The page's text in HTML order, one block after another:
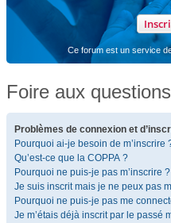
Ce forum est un service
Foire aux questions
Problèmes de connexion et
Pourquoi ai-je besoin de m’inscrire
Qu’est-ce que la COPPA ?
Pourquoi ne puis-je pas m’inscrire ?
Je suis inscrit mais je ne peux pas
Pourquoi ne puis-je pas me
Je m’étais déjà inscrit par le passé